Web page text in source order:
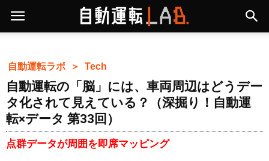
自動運転ラボ ＞ Tech
自動運転の「脳」には、車両周辺はどうデー
タ化されて見えている？（深掘り！自動運
転×データ 第33回）
点群データが周囲を即席マッピング